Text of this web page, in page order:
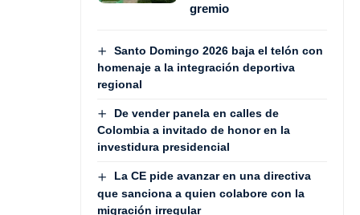
gremio
Santo Domingo 2026 baja el telón con
homenaje a la integración deportiva
regional
De vender panela en calles de
Colombia a invitado de honor en la
investidura presidencial
La CE pide avanzar en una directiva
que sanciona a quien colabore con la
migración irregular